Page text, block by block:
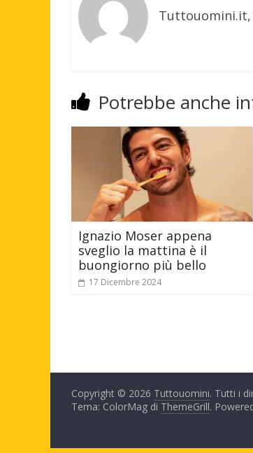
Tuttouomini.it,
Potrebbe anche
Ignazio Moser appena
sveglio la mattina è il
buongiorno più bello
17 Dicembre 2024
Copyright © 2026 Tuttouomini. Tutti i
Tema: ColorMag di ThemeGrill.